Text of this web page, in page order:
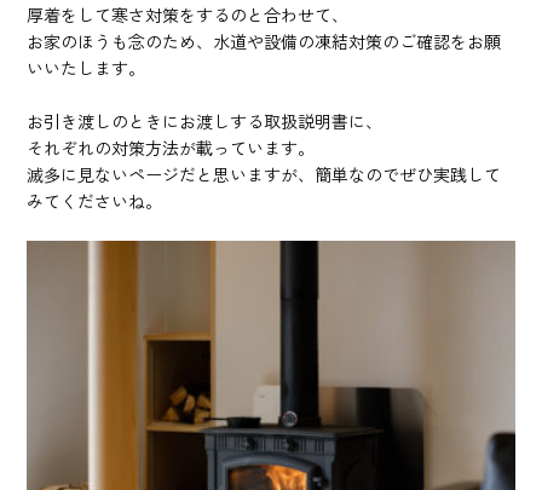
厚着をして寒さ対策をするのと合わせて、
お家のほうも念のため、水道や設備の凍結対策のご確認をお願
いいたします。
お引き渡しのときにお渡しする取扱説明書に、
それぞれの対策方法が載っています。
滅多に見ないページだと思いますが、簡単なのでぜひ実践して
みてくださいね。